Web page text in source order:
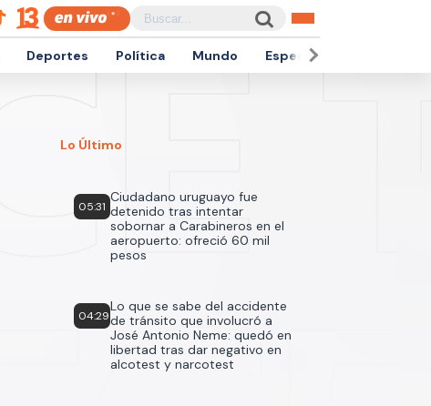
Deportes Política Mundo Espectáculos
Lo Último
05:31
Ciudadano uruguayo fue
detenido tras intentar
sobornar a Carabineros en el
aeropuerto: ofreció 60 mil
pesos
04:29
Lo que se sabe del accidente
de tránsito que involucró a
José Antonio Neme: quedó en
libertad tras dar negativo en
alcotest y narcotest